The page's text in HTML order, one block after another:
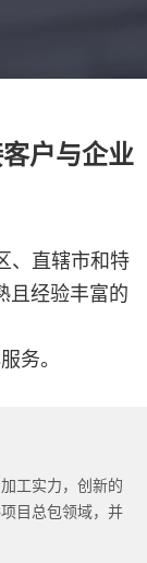
户与企业
、直辖市和特
且经验丰富的
务。
工实力，创新的
目总包领域，并